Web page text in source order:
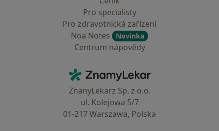
Pro specialisty
Pro zdravotnická zařízení
Noa Notes
Novinka
Centrum nápovědy
ZnamyLekar - Hlavní stránka
ZnanyLekarz Sp. z o.o.
ul. Kolejowa 5/7
01-217 Warszawa, Polska